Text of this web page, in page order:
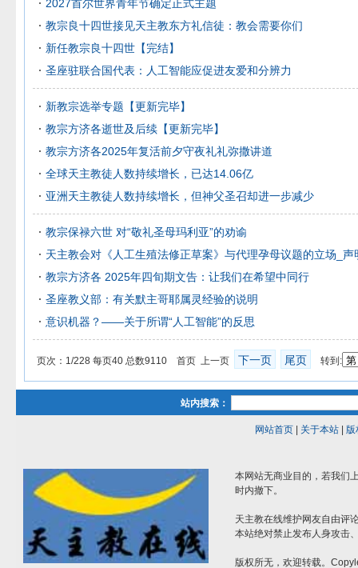
2027首尔世界青年节确定正式主题
教宗良十四世接见天主教东方礼信徒：教会需要你们
新任教宗良十四世【完结】
圣座驻联合国代表：人工智能应促进友爱和分辨力
新教宗选举专题【更新完毕】
教宗方济各逝世及后续【更新完毕】
教宗方济各2025年复活前夕守夜礼礼弥撒讲道
全球天主教徒人数持续增长，已达14.06亿
亚洲天主教徒人数持续增长，但神父圣召却进一步减少
教宗保禄六世 对“敬礼圣母玛利亚”的劝谕
天主教会对《人工生殖法修正草案》与代理孕母议题的立场_声
教宗方济各 2025年四旬期文告：让我们在希望中同行
圣座教义部：有关默主哥耶属灵经验的说明
意识机器？——关于所谓“人工智能”的反思
页次：1/228 每页40 总数9110 首页 上一页 下一页 尾页 转到:
站内搜索：
网站首页| 关于本站| 版
本网站无商业目的，若我们
时内撤下。
天主教在线维护网友自由评
本站绝对禁止发布人身攻击
版权所无，欢迎转载。